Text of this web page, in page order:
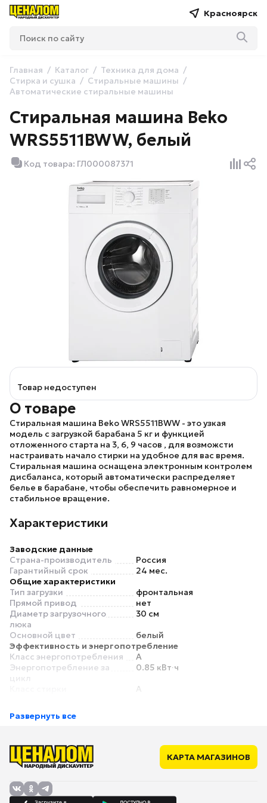
Красноярск
Главная Каталог
Техника для дома
Стирка и сушка
Стиральные машины
Автоматические стиральные машины
Стиральная машина Beko
WRS5511BWW, белый
Код товара: ГЛ000087371
Товар недоступен
О товаре
Стиральная машина Beko WRS5511BWW - это узкая
модель с загрузкой барабана 5 кг и функцией
отложенного старта на 3, 6, 9 часов , для возможсти
настраивать начало стирки на удобное для вас время.
Стиральная машина оснащена электронным контролем
дисбаланса, который автоматически распределяет
белье в барабане, чтобы обеспечить равномерное и
стабильное вращение.
Характеристики
Заводские данные
Страна-производитель
Россия
Гарантийный срок
24 мес.
Общие характеристики
Тип загрузки
фронтальная
Прямой привод
нет
Диаметр загрузочного
люка
30 см
Основной цвет
белый
Эффективность и энергопотребление
Класс энергопотребления
A
Энергопотребление за
0.85 кВт∙ч
A
Управление
кнопочное
Дисплей
Управление со смартфона
Звуковой сигнал окончания
стирки
Развернуть все
КАРТА МАГАЗИНОВ